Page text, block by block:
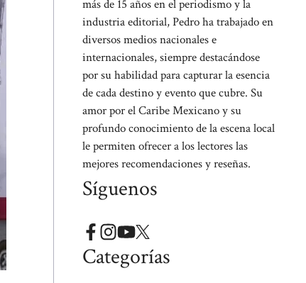
más de 15 años en el periodismo y la
industria editorial, Pedro ha trabajado en
diversos medios nacionales e
internacionales, siempre destacándose
por su habilidad para capturar la esencia
de cada destino y evento que cubre. Su
amor por el Caribe Mexicano y su
profundo conocimiento de la escena local
le permiten ofrecer a los lectores las
mejores recomendaciones y reseñas.
Síguenos
Categorías